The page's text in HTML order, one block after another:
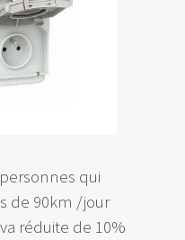
qui
de 90km /jour
réduite de 10%